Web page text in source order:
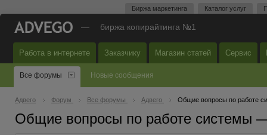
Биржа маркетинга Каталог услуг
— биржа копирайтинга №1
Работа в интернете Заказчику Магазин статей Сервис
Все форумы Новые сообщения
Адвего Форум Все форумы Адвего Общие вопросы по работе
Общие вопросы по работе системы